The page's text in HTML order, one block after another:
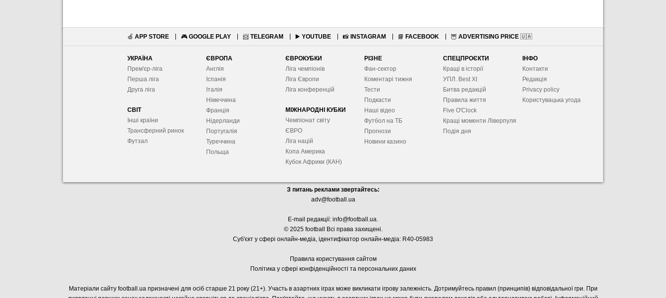
🍏 APP STORE 🎮 GOOGLE PLAY 📨 TELEGRAM ▶️ YOUTUBE 📸 INSTAGRAM 📘 FACEBOOK 🦉 ADVERTISING PRICE 🇺🇦
УКРАЇНА
Прем'єр-ліга
Перша ліга
Друга ліга
СВІТ
Інші країни
Трансферний ринок
Футзал
ЄВРОПА
Англія
Іспанія
Італія
Німеччина
Франція
Нідерланди
Португалія
Туреччина
Польща
ЄВРОКУБКИ
Ліга чемпіонів
Ліга Європи
Ліга конференцій
МІЖНАРОДНІ КУБКИ
Чемпіонат світу
ЄВРО
Ліга націй
Копа Америка
Кубок Африки (КАН)
РІЗНЕ
Фан-сектор
Коментарі тижня
Тести
Подкасти
Наші відео
Футбол на ТБ
Прогнози
Новини казино
СПЕЦПРОЄКТИ
Кращі в історії
УПЛ. Best XІ
Битва редакцій
Правила життя
Five O'Clock
Кращі моменти Ліверпуля
Подія дня
ІНФО
Контакти
Редакція
Privacy policy
Користувацька угода
З питань реклами звертайтесь:
adv@football.ua
E-mail редакції: info@football.ua.
© 2025 football Всі права захищені.
Суб'єкт у сфері онлайн-медіа, ідентифікатор онлайн-медіа: R40-05983
Правила користування сайтом
Політика у сфері конфіденційності та персональних даних
Матеріали сайту football.ua призначені для осіб старше 21 року (21+). Участь в азартних іграх може викликати ігрову залежність. Дотримуйтесь правил (принципів) відповідальної гри. При